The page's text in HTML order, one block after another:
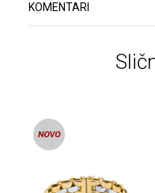
KOMENTARI